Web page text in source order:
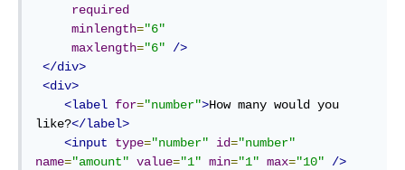
required
minlength="6"
maxlength="6"
/>
</div>
<div>
<label for="number">How many would you
like?</label>
<input
type="number" id="number"
name="amount" value="1" min="1" max="10"
/>